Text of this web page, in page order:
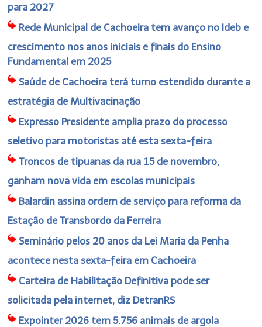
para 2027
Rede Municipal de Cachoeira tem avanço no Ideb e
crescimento nos anos iniciais e finais do Ensino
Fundamental em 2025
Saúde de Cachoeira terá turno estendido durante a
estratégia de Multivacinação
Expresso Presidente amplia prazo do processo
seletivo para motoristas até esta sexta-feira
Troncos de tipuanas da rua 15 de novembro,
ganham nova vida em escolas municipais
Balardin assina ordem de serviço para reforma da
Estação de Transbordo da Ferreira
Seminário pelos 20 anos da Lei Maria da Penha
acontece nesta sexta-feira em Cachoeira
Carteira de Habilitação Definitiva pode ser
solicitada pela internet, diz DetranRS
Expointer 2026 tem 5.756 animais de argola